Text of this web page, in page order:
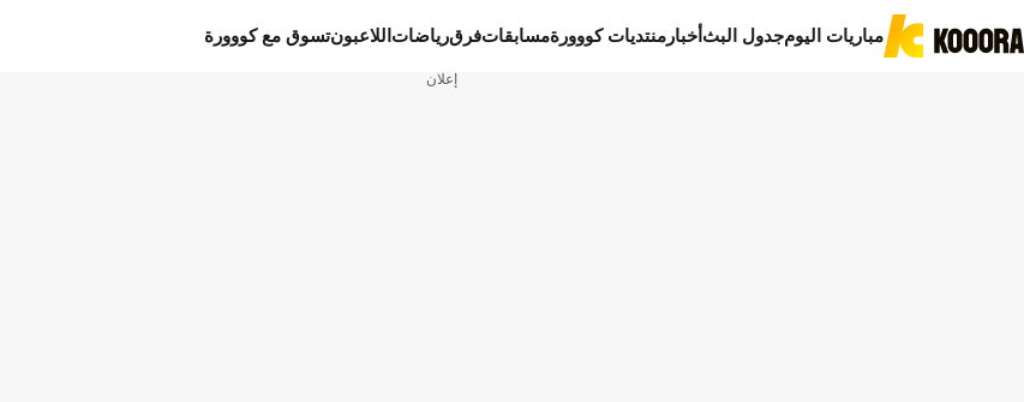
مباريات اليومجدول البثأخبار منتديات كووورةمسابقاتفرقرياضات اللاعبونتسوق مع كووورة
إعلان